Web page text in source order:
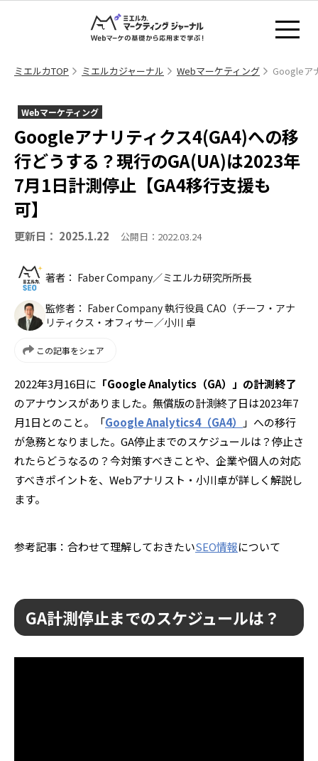
ミエルカTOP ミエルカジャーナル Webマーケティング Googleア
Webマーケティング
Googleアナリティクス4(GA4)への移
行どうする？現行のGA(UA)は2023年
7月1日計測停止【GA4移行支援も
可】
更新日： 2025.1.22 公開日：2022.03.24
著者： Faber Company／ミエルカ研究所所長
監修者： Faber Company 執行役員 CAO（チーフ・アナ
リティクス・オフィサー／小川 卓
この記事をシェア
2022年3月16日に 「Google Analytics（GA）」の計測終了
のアナウンスがありました。無償版の計測終了日は2023年7
月1日とのこと。「Google Analytics4（GA4）
」への移行
が急務となりました。GA停止までのスケジュールは？停止さ
れたらどうなるの？今対策すべきことや、企業や個人の対応
すべきポイントを、Webアナリスト・小川卓が詳しく解説し
ます。
参考記事：合わせて理解しておきたいSEO情報について
GA計測停止までのスケジュールは？